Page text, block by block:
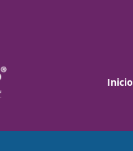
Inicio